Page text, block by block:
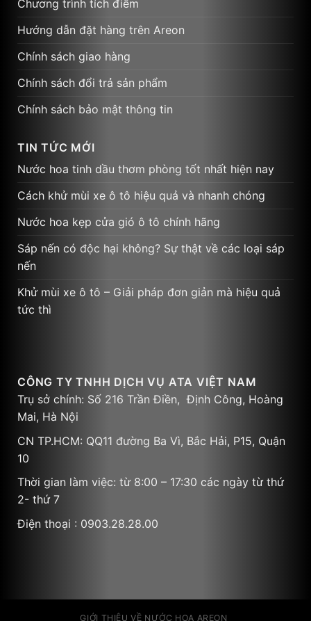
Chương trình tích điểm
Hướng dẫn đặt hàng trên Areon
Chính sách giao hàng
Chính sách đổi trả sản phẩm
Chính sách bảo mật thông tin
TIN TỨC MỚI
Nước hoa tinh dầu thơm phòng tốt nhất hiện nay
Cách khử mùi xe ô tô hiệu quả và nhanh chóng
Nước hoa kẹp cửa gió ô tô chính hãng
Sáp nến có độc hại không? Sự thật về các loại sáp
nến
Khử mùi xe ô tô – Giải pháp đơn giản mà hiệu quả
tức thì
CÔNG TY TNHH DỊCH VỤ ATA VIỆT NAM
Trụ sở chính: Số 216 Trần Điền, Định Công, Hoàng
Mai, Hà Nội
CN TP.HCM: QQ11 đường Ba Vì, Bắc Hải, P15, Quận
10
Thời gian làm việc: từ 8:00 – 17:30 các ngày từ thứ
2- thứ 7
Điện thoại : 0903.28.28.00
GIỚI THIỆU VỀ NƯỚC HOA AREON